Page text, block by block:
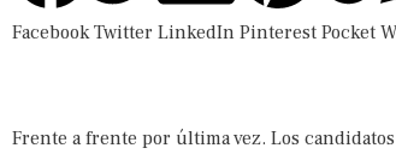
Facebook Twitter LinkedIn Pinterest Pocket
Frente a frente por última vez. Los